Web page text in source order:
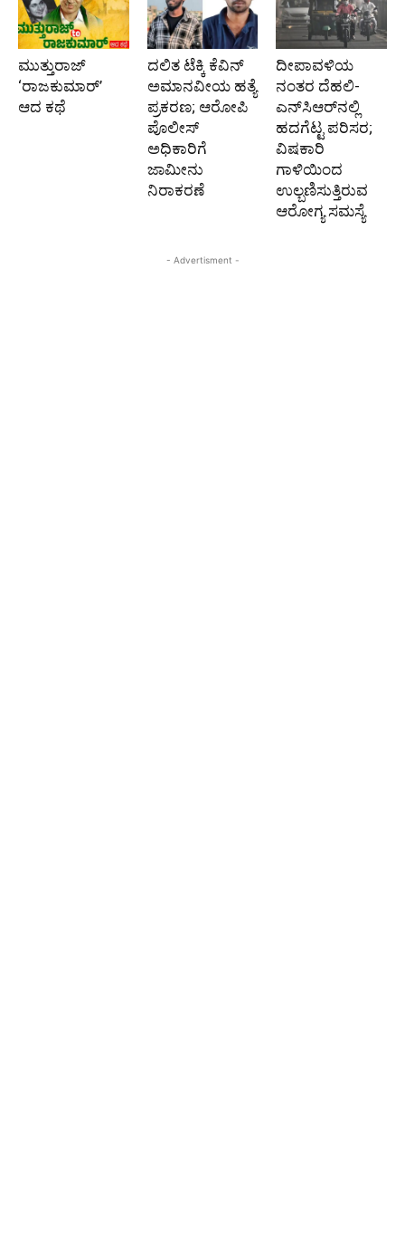
ಮುತ್ತುರಾಜ್
‘ರಾಜಕುಮಾರ್‍’
ಆದ ಕಥೆ
ದಲಿತ ಟೆಕ್ಕಿ ಕೆವಿನ್
ಅಮಾನವೀಯ ಹತ್ಯೆ
ಪ್ರಕರಣ; ಆರೋಪಿ
ಪೊಲೀಸ್‌
ಅಧಿಕಾರಿಗೆ
ಜಾಮೀನು
ನಿರಾಕರಣೆ
ದೀಪಾವಳಿಯ
ನಂತರ ದೆಹಲಿ-
ಎನ್‌ಸಿಆರ್‌ನಲ್ಲಿ
ಹದಗೆಟ್ಟ ಪರಿಸರ;
ವಿಷಕಾರಿ
ಗಾಳಿಯಿಂದ
ಉಲ್ಬಣಿಸುತ್ತಿರುವ
ಆರೋಗ್ಯ ಸಮಸ್ಯೆ
- Advertisment -